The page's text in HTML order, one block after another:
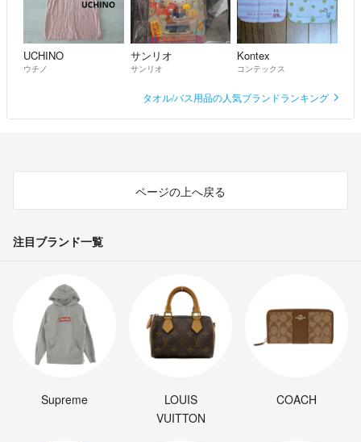
UCHINO
ウチノ
サンリオ
サンリオ
Kontex
コンテックス
タオル/バス用品の人気ブランドランキング
ページの上へ戻る
注目ブランド一覧
Supreme
LOUIS
VUITTON
COACH